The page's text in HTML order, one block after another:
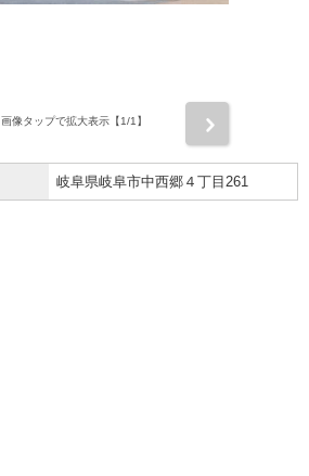
画像タップで拡大表示【1/1】
岐阜県岐阜市中西郷４丁目261